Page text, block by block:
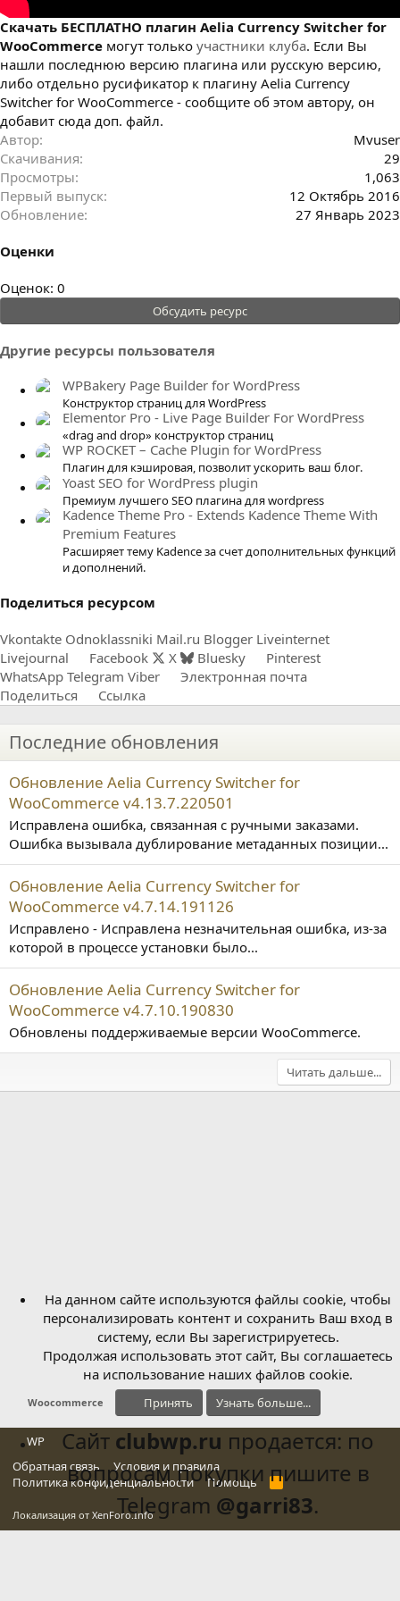
Cкачать БЕСПЛАТНО плагин Aelia Currency Switcher for
WooCommerce могут только участники клуба. Если Вы
нашли последнюю версию плагина или русскую версию,
либо отдельно русификатор к плагину Aelia Currency
Switcher for WooCommerce - сообщите об этом автору, он
добавит сюда доп. файл.
Автор
Mvuser
Скачивания
29
Просмотры
1,063
Первый выпуск
12 Октябрь 2016
Обновление
27 Январь 2023
Оценки
0
.
0
0
з
Оценок: 0
Обсудить ресурс
Другие ресурсы пользователя
WPBakery Page Builder for WordPress
Конструктор страниц для WordPress
Elementor Pro - Live Page Builder For WordPress
«drag and drop» конструктор страниц
WP ROCKET – Cache Plugin for WordPress
Плагин для кэшировая, позволит ускорить ваш блог.
Yoast SEO for WordPress plugin
Премиум лучшего SEO плагина для wordpress
Kadence Theme Pro - Extends Kadence Theme With
Premium Features
Расширяет тему Kadence за счет дополнительных функций
и дополнений.
Поделиться ресурсом
Vkontakte Odnoklassniki Mail.ru Blogger Liveinternet
Livejournal
Facebook X Bluesky
Pinterest
WhatsApp Telegram Viber
Электронная почта
Поделиться
Ссылка
Последние обновления
Обновление Aelia Currency Switcher for
WooCommerce v4.13.7.220501
Исправлена ошибка, связанная с ручными заказами.
Ошибка вызывала дублирование метаданных позиции...
Обновление Aelia Currency Switcher for
WooCommerce v4.7.14.191126
Исправлено - Исправлена незначительная ошибка, из-за
которой в процессе установки было...
Обновление Aelia Currency Switcher for
WooCommerce v4.7.10.190830
Обновлены поддерживаемые версии WooCommerce.
Читать дальше...
Woocommerce
WP
Обратная связь
Условия и правила
Политика конфиденциальности
Помощь
R
S
Локализация от XenForo.Info
На данном сайте используются файлы cookie, чтобы
персонализировать контент и сохранить Ваш вход в
систему, если Вы зарегистрируетесь.
Продолжая использовать этот сайт, Вы соглашаетесь
на использование наших файлов cookie.
Принять Узнать больше...
Сайт clubwp.ru продается: по
вопросам покупки пишите в
Telegram @garri83.